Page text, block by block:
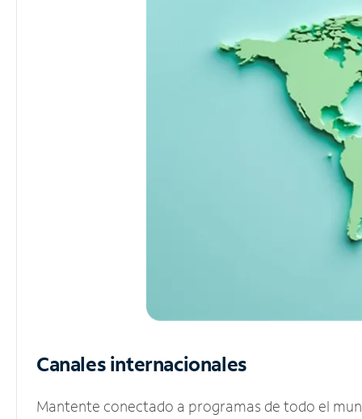
Canales internacionales
Mantente conectado a programas de todo el